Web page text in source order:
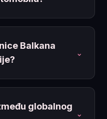
Balkana
⌄
globalnog
⌄